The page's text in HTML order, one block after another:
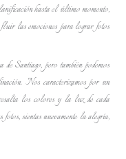
hasta el último momento,
fluir las emociones para lograr fotos
Santiago, pero también podemos
Nos caracterizamos por un
los colores y la luz de cada
sientas nuevamente la alegría,